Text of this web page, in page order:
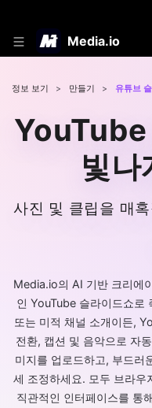
Media.io
정보 보기 > 만들기 > 유튜브
YouTube
빛나
사진 및 클립을 매
Media.io의 AI 기반 크리에
인 YouTube 슬라이드쇼로
또는 미적 채널 소개이든,
전환, 캡션 및 음악으로 자
미지를 업로드하고, 부드러
세 조정하세요. 모두 브라
직관적인 인터페이스를 통